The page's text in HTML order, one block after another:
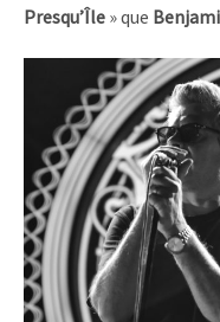
Presqu’Île » que